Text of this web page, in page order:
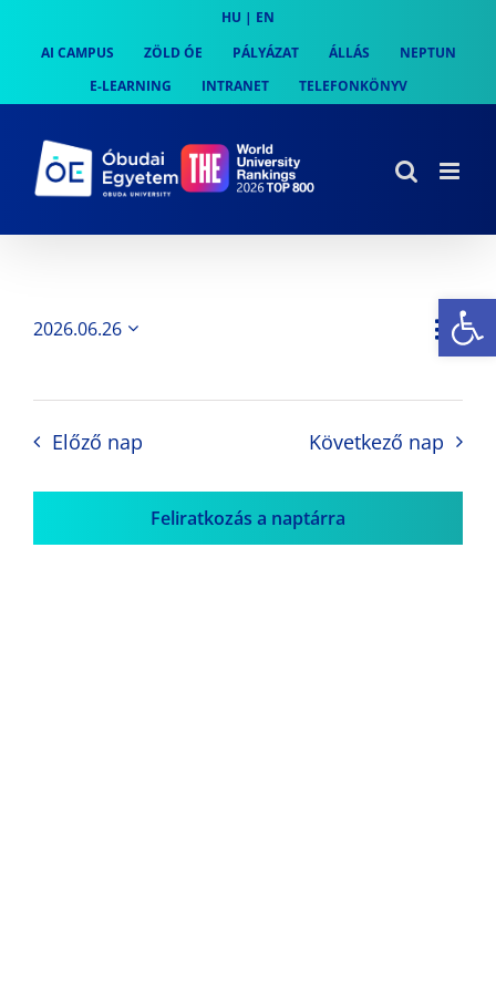
content
HU | EN
AI CAMPUS
ZÖLD ÓE PÁLYÁZAT ÁLLÁS
NEPTUN
E-LEARNING
INTRANET TELEFONKÖNYV
Nap
2026.06.26
Előző nap Következő nap
Feliratkozás a naptárra